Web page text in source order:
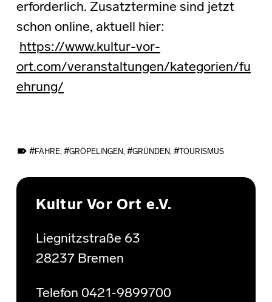
erforderlich. Zusatztermine sind jetzt
schon online, aktuell hier:
https://www.kultur-vor-
ort.com/veranstaltungen/kategorien/fu
ehrung/
TAGGED AS:
FÄHRE, GRÖPELINGEN, GRÜNDEN, TOURISMUS
Skip back to main navigation
Kultur Vor Ort e.V.
Liegnitzstraße 63
28237 Bremen
Telefon 0421-9899700